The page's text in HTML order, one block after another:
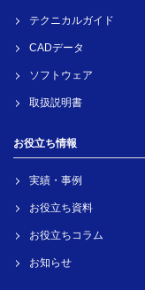
テクニカルガイド
CADデータ
ソフトウェア
取扱説明書
お役立ち情報
実績・事例
お役立ち資料
お役立ちコラム
お知らせ